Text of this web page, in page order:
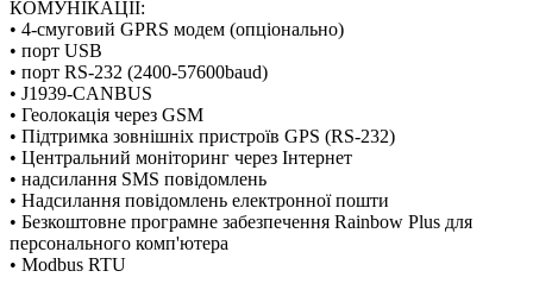
КОМУНІКАЦІЇ:
• 4-смуговий GPRS модем (опціонально)
• порт USB
• порт RS-232 (2400-57600baud)
• J1939-CANBUS
• Геолокація через GSM
• Підтримка зовнішніх пристроїв GPS (RS-232)
• Центральний моніторинг через Інтернет
• надсилання SMS повідомлень
• Надсилання повідомлень електронної пошти
• Безкоштовне програмне забезпечення Rainbow Plus для
персонального комп'ютера
• Modbus RTU